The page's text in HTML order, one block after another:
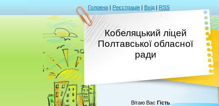
Головна | Реєстрація | Вхід | RSS
Кобеляцький ліцей
Полтавської обласної
ради
Вітаю Вас Гість